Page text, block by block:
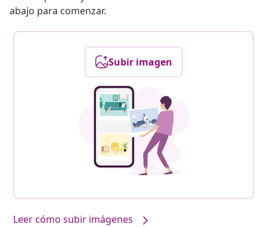
abajo para comenzar.
Subir imagen
Leer cómo subir imágenes